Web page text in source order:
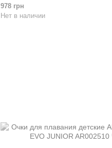
978 грн
Нет в наличии